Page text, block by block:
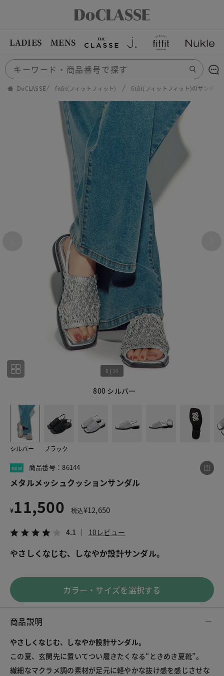
LADIES MENS
DoCLASSE fitfit(フィットフィット) fitfit(フィットフィット)のサンダル
800 シルバー
1 | 20
シルバー ブラック
new 商品番号：86144
メタルメッシュクッションサンダル
¥11,500 税込¥12,650
4.1 10レビュー
やさしくなじむ、しなやか設計サンダル。
カラー・サイズを選択する
商品説明
やさしくなじむ、しなやか設計サンダル。
この夏、玄関先に置いてつい履きたくなる“ときめき夏靴”。
繊細なマクラメ調の素材が足元に軽やかな抜け感を感じさせな
この商品をシェアする
メタルメッシュクッションサンダル
¥11,500
税込¥12,650
4.1 10レビュー
メール